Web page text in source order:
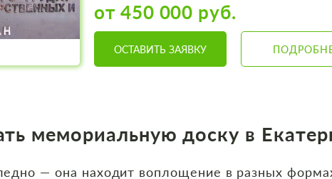
от 450 000 руб.
ОСТАВИТЬ ЗАЯВКУ
мемориальную доску в
— она находит воплощение в разных